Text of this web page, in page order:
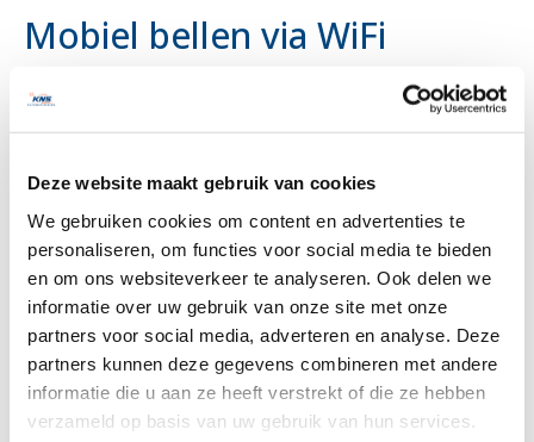
Deze website maakt gebruik van cookies
We gebruiken cookies om content en advertenties te
personaliseren, om functies voor social media te bieden
en om ons websiteverkeer te analyseren. Ook delen we
informatie over uw gebruik van onze site met onze
partners voor social media, adverteren en analyse. Deze
partners kunnen deze gegevens combineren met andere
informatie die u aan ze heeft verstrekt of die ze hebben
verzameld op basis van uw gebruik van hun services.
Mobiel bellen via WiFi
Slechte mobiele dekking? Ga mobiel bellen via WiFi! Woont of
werkt u in een gebied met een slechte mobiele dekking? Dan
biedt de nieuwe KPN-dienst ‘Mobiel bellen via WiFi’ uitkomst.
Met deze dienst schakelt uw mobiele toestel namelijk
automatisch over op Wifi voor bellen en sms’en, zodra het
mobiele signaal te zwak wordt. U merkt…